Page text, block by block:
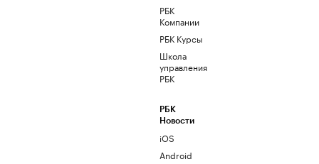
РБК
Компании
РБК Курсы
Школа
управления
РБК
РБК
Новости
iOS
Android